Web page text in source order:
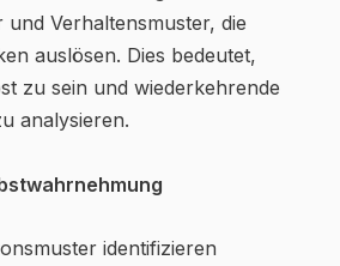
Verhaltensmuster, die
auslösen. Dies bedeutet,
zu sein und wiederkehrende
analysieren.
identifizieren